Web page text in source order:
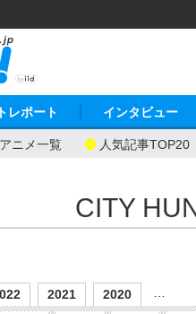
ニメ一覧 人気記事TOP20
レポート インタビュー
CITY
2021 2020